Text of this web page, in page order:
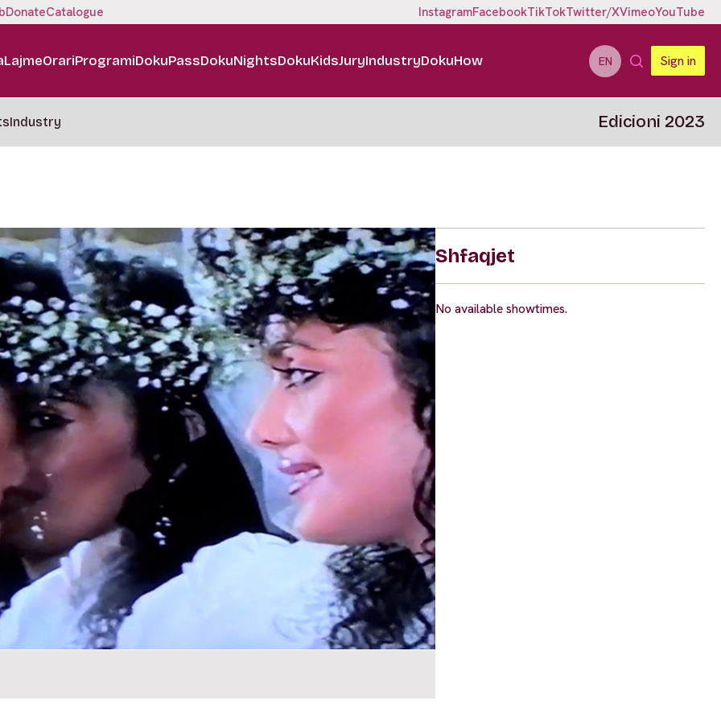
DonateCatalogue InstagramFacebookTikTokTwitter/XVimeoYouTube
LajmeOrariProgramiDokuPassDokuNightsDokuKidsJuryIndustryDokuHow EN Sign in
Industry Edicioni 2023
Shfaqjet
No available showtimes.